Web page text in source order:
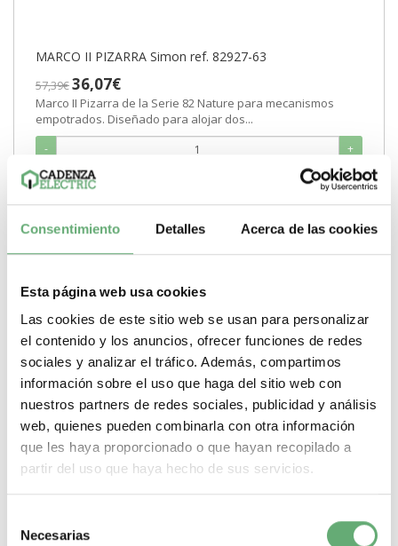
Consentimiento Detalles Acerca de las cookies
Esta página web usa cookies
Las cookies de este sitio web se usan para personalizar
el contenido y los anuncios, ofrecer funciones de redes
sociales y analizar el tráfico. Además, compartimos
información sobre el uso que haga del sitio web con
nuestros partners de redes sociales, publicidad y análisis
web, quienes pueden combinarla con otra información
que les haya proporcionado o que hayan recopilado a
partir del uso que haya hecho de sus servicios.
Necesarias
MARCO II PIZARRA Simon ref. 82927-63
57,39€36,07€
Marco II Pizarra de la Serie 82 Nature para mecanismos
empotrados. Diseñado para alojar dos...
- +